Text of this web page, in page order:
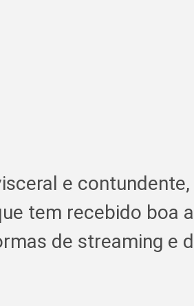
e contundente,
tem recebido boa
de streaming e